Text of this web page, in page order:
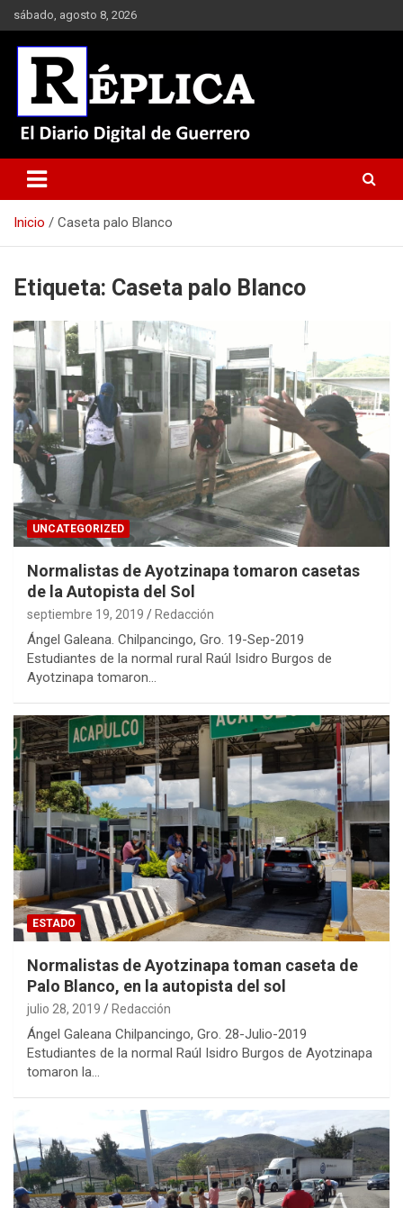
Saltar
al
contenido
sábado, agosto 8, 2026
Réplica
Inicio Caseta palo Blanco
Etiqueta: Caseta palo Blanco
UNCATEGORIZED
Normalistas de Ayotzinapa tomaron casetas
de la Autopista del Sol
septiembre 19, 2019 Redacción
Ángel Galeana. Chilpancingo, Gro. 19-Sep-2019
Estudiantes de la normal rural Raúl Isidro Burgos de
Ayotzinapa tomaron…
ESTADO
Normalistas de Ayotzinapa toman caseta de
Palo Blanco, en la autopista del sol
julio 28, 2019 Redacción
Ángel Galeana Chilpancingo, Gro. 28-Julio-2019
Estudiantes de la normal Raúl Isidro Burgos de Ayotzinapa
tomaron la…